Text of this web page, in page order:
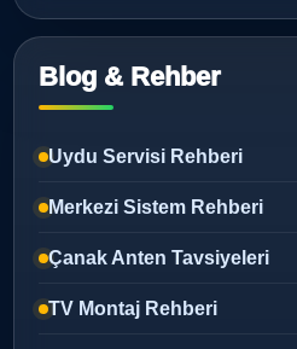
Blog & Rehber
Uydu Servisi Rehberi
Merkezi Sistem Rehberi
Çanak Anten Tavsiyeleri
TV Montaj Rehberi